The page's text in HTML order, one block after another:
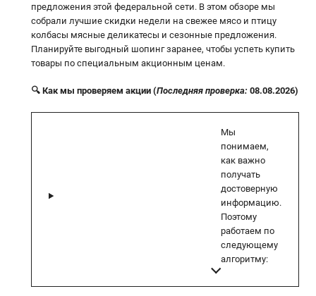
предложения этой федеральной сети. В этом обзоре мы
собрали лучшие скидки недели на свежее мясо и птицу
колбасы мясные деликатесы и сезонные предложения.
Планируйте выгодный шопинг заранее, чтобы успеть купить
товары по специальным акционным ценам.
🔍 Как мы проверяем акции (Последняя проверка: 08.08.2026)
Мы
понимаем,
как важно
получать
достоверную
информацию.
Поэтому
работаем по
следующему
алгоритму: